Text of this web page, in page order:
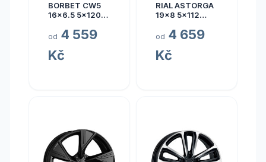
BORBET CW5
16x6.5 5x120
od 4 559
Kč
RIAL ASTORGA
19x8 5x112
od 4 659
Kč